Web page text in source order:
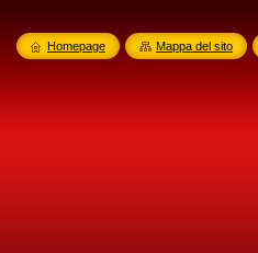
Homepage Mappa del sito